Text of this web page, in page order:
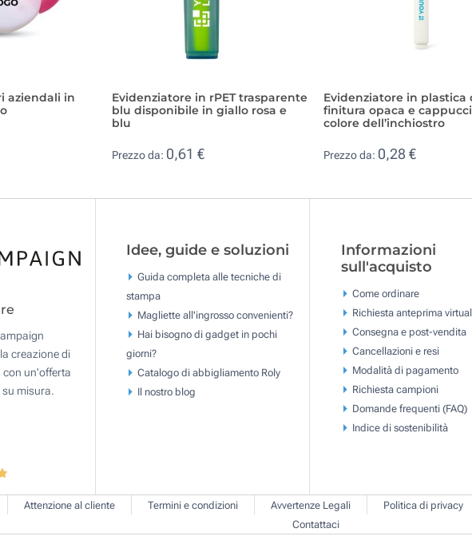
aziendali in
Evidenziatore in rPET trasparente
blu disponibile in giallo rosa e
blu
Prezzo da: 0,61 €
Evidenziatore in plastica
finitura opaca e
colore dell’inchiostro
Prezzo da: 0,28 €
creazione di
un'offerta
su misura.
Idee, guide e soluzioni
Guida completa alle tecniche di
stampa
Magliette all'ingrosso convenienti?
Hai bisogno di gadget in pochi
giorni?
Catalogo di abbigliamento Roly
Il nostro blog
Informazioni
sull'acquisto
Come ordinare
Richiesta anteprima
Consegna e post-vendita
Cancellazioni e resi
Modalità di pagamento
Richiesta campioni
Domande frequenti (FAQ)
Indice di sostenibilità
Attenzione al cliente Termini e condizioni Avvertenze Legali Politica di privacy
Contattaci